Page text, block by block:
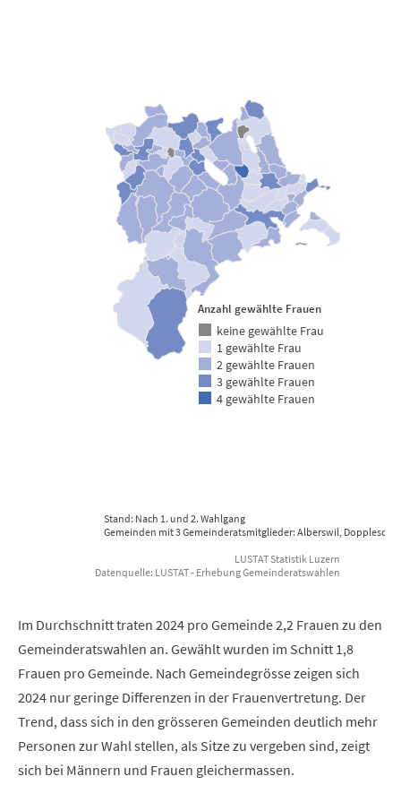
Stand: Nach 1. und 2. Wahlgang
Gemeinden mit 3 Gemeinderatsmitglieder: Alberswil,
keine gewählte Frau
1 gewählte Frau
2 gewählte Frauen
3 gewählte Frauen
4 gewählte Frauen
Anzahl gewählte Frauen
LUSTAT Statistik Luzern
Datenquelle: LUSTAT - Erhebung Gemeinderatswahlen
Im Durchschnitt traten 2024 pro Gemeinde 2,2 Frauen zu den
Gemeinderatswahlen an. Gewählt wurden im Schnitt 1,8
Frauen pro Gemeinde. Nach Gemeindegrösse zeigen sich
2024 nur geringe Differenzen in der Frauenvertretung. Der
Trend, dass sich in den grösseren Gemeinden deutlich mehr
Personen zur Wahl stellen, als Sitze zu vergeben sind, zeigt
sich bei Männern und Frauen gleichermassen.